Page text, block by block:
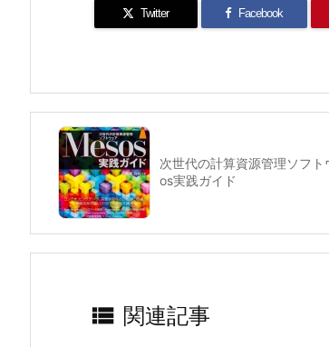
Twitter Facebook
次世代の計算資源管理ソフト
os実践ガイド
 関連記事